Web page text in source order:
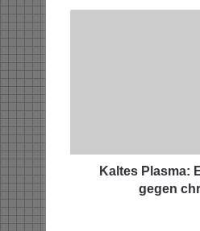
a
Kaltes Plasma:
gegen